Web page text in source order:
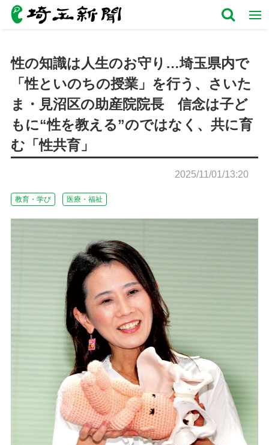
性の知識は人生のお守り…埼玉県内で
「性といのちの授業」を行う、さいた
ま・見沼区の助産院院長 信念は子ど
もに“性を教える”のではなく、共に育
む「性共育」
2025/11/01/13:20
教育・学び 医療・福祉